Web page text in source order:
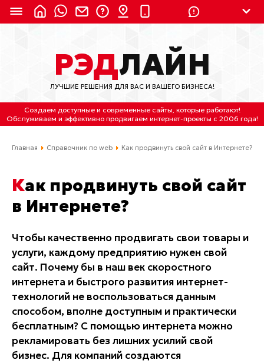
8 (800) 550-9899 (с 2:30 до 11:30 по
Мск)
Бесплатно по России
(4212) 658-653
(4212) 637-673
Отдельный вход \ Левый торец здания
Пн-пт. с 9:30 до 18:30 (по Хбк)
info@lred.ru
Все контакты
РЭДЛАЙН
ЛУЧШИЕ РЕШЕНИЯ ДЛЯ ВАС И ВАШЕГО БИЗНЕСА!
Создаем доступные и современные сайты, которые работают!
Обслуживаем и эффективно продвигаем интернет-проекты с 2006 года!
Главная Справочник по web Как продвинуть свой сайт в Интернете?
Как продвинуть свой сайт
в Интернете?
Чтобы качественно продвигать свои товары и
услуги, каждому предприятию нужен свой
сайт. Почему бы в наш век скоростного
интернета и быстрого развития интернет-
технологий не воспользоваться данным
способом, вполне доступным и практически
бесплатным? С помощью интернета можно
рекламировать без лишних усилий свой
бизнес. Для компаний создаются